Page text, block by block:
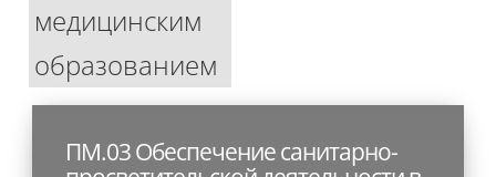
медицинским
образованием
ПМ.03 Обеспечение санитарно-